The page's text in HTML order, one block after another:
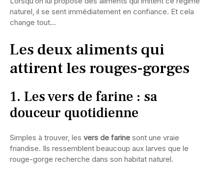
naturel, il se sent immédiatement en confiance. Et cela
change tout…
Les deux aliments qui
attirent les rouges-gorges
1. Les vers de farine : sa
douceur quotidienne
Simples à trouver, les vers de farine sont une vraie
friandise. Ils ressemblent beaucoup aux larves que le
rouge-gorge recherche dans son habitat naturel.